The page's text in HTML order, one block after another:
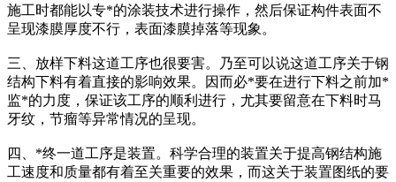
施工时都能以专*的涂装技术进行操作，然后保证构件表面不
呈现漆膜厚度不行，表面漆膜掉落等现象。
三、放样下料这道工序也很要害。乃至可以说这道工序关于钢
结构下料有着直接的影响效果。因而必*要在进行下料之前加*
监*的力度，保证该工序的顺利进行，尤其要留意在下料时马
牙纹，节瘤等异常情况的呈现。
四、*终一道工序是装置。科学合理的装置关于提高钢结构施
工速度和质量都有着至关重要的效果，而这关于装置图纸的要